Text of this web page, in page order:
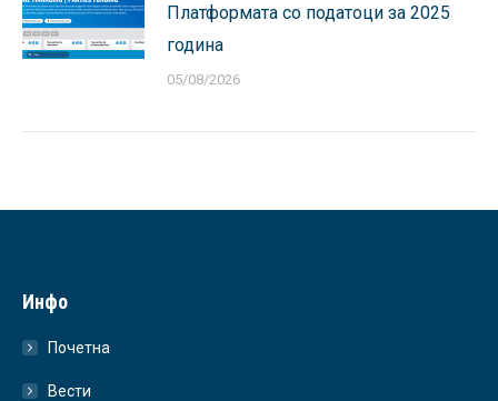
Платформата со податоци за 2025
година
05/08/2026
Инфо
Почетна
Вести